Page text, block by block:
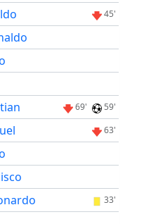
45'
69' 59'
63'
33'